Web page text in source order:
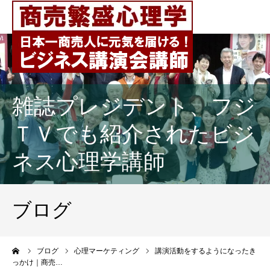
雑誌プレジデント、フジ
ＴＶでも紹介されたビジ
ネス心理学講師
ブログ
ブログ 心理マーケティング
講演活動をするようになったき
っかけ｜商売…